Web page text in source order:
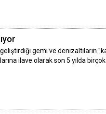
geliştirdiği gemi ve denizaltıların
ilave olarak son 5 yılda